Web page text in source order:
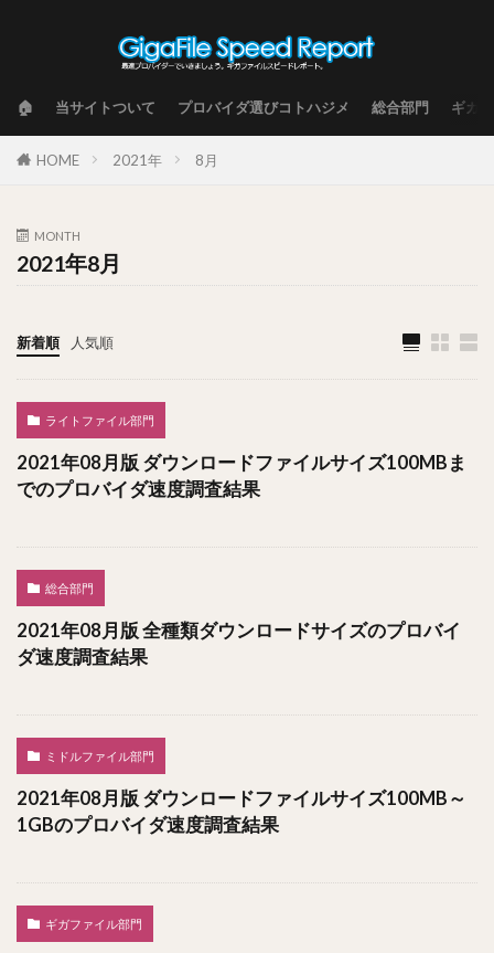
🏠 当サイトついて プロバイダ選びコトハジメ 総合部門 ギガ
HOME 2021年 8月
MONTH
2021年8月
新着順 人気順
ライトファイル部門
2021年08月版 ダウンロードファイルサイズ100MBま
でのプロバイダ速度調査結果
総合部門
2021年08月版 全種類ダウンロードサイズのプロバイ
ダ速度調査結果
ミドルファイル部門
2021年08月版 ダウンロードファイルサイズ100MB～
1GBのプロバイダ速度調査結果
ギガファイル部門